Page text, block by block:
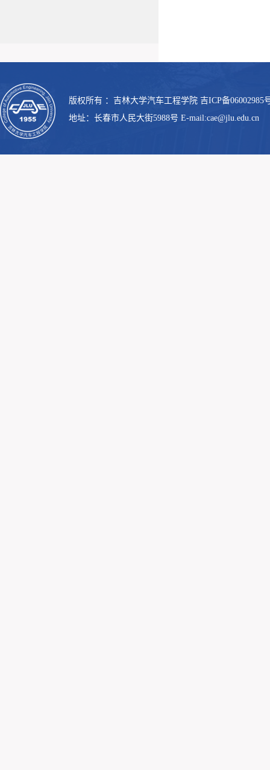
版权所有 ：吉林大学汽车工程学院 吉ICP备06002985
地址：长春市人民大街5988号 E-mail:cae@jlu.edu.cn